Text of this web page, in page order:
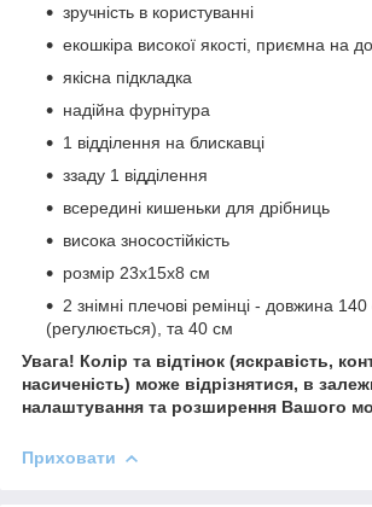
зручність в користуванні
екошкіра високої якості, приємна на
якісна підкладка
надійна фурнітура
1 відділення на блискавці
ззаду 1 відділення
всередині кишеньки для дрібниць
висока зносостійкість
розмір 23х15х8 см
2 знімні плечові ремінці - довжина
(регулюється), та 40 см
Увага! Колір та відтінок (яскравість,
насиченість) може відрізнятися, в
налаштування та розширення Вашого
Приховати